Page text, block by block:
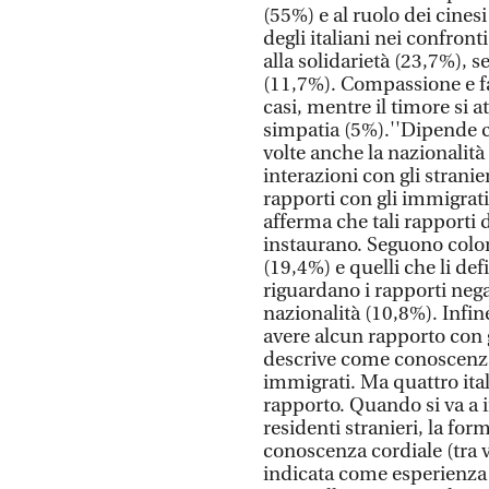
(55%) e al ruolo dei
degli italiani nei
alla solidarietà (23,7%),
(11,7%). Compassione
casi, mentre il timore si
simpatia (5%).''Dipende
volte anche la
interazioni con gli
rapporti con gli
afferma che tali rapporti
instaurano. Seguono
(19,4%) e quelli che li
riguardano i rapporti
nazionalità (10,8%).
avere alcun rapporto
descrive come
immigrati. Ma quattro
rapporto. Quando si va
residenti stranieri, la
conoscenza cordiale
indicata come